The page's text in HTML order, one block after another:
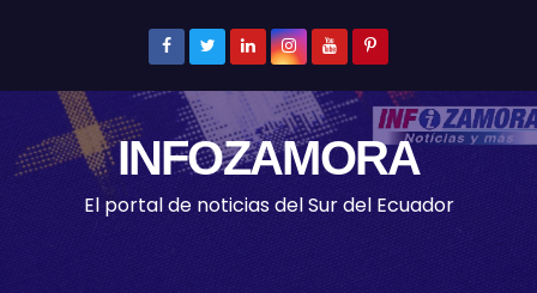
INFOZAMORA
El portal de noticias del Sur del Ecuador